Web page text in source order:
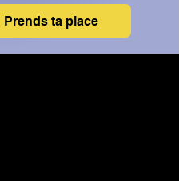
Prends ta place